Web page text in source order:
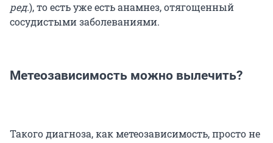
ред.), то есть уже есть анамнез, отягощенный
сосудистыми заболеваниями.
Метеозависимость можно вылечить?
Такого диагноза, как метеозависимость, просто не